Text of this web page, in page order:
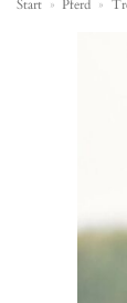
Start » Pferd »